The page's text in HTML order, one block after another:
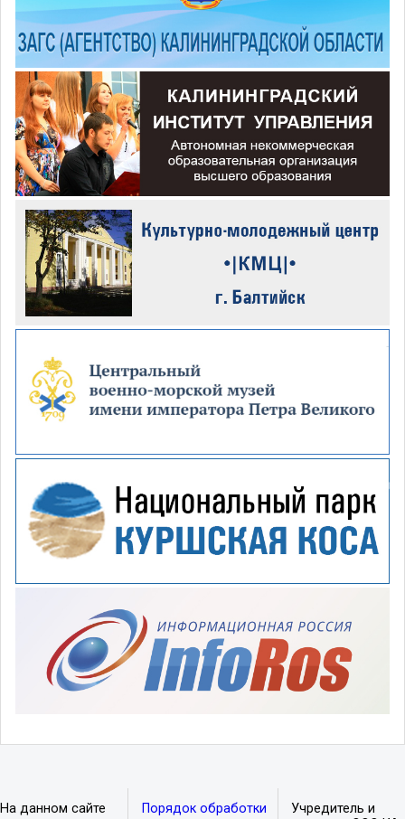
На данном сайте
Порядок обработки
Учредитель и